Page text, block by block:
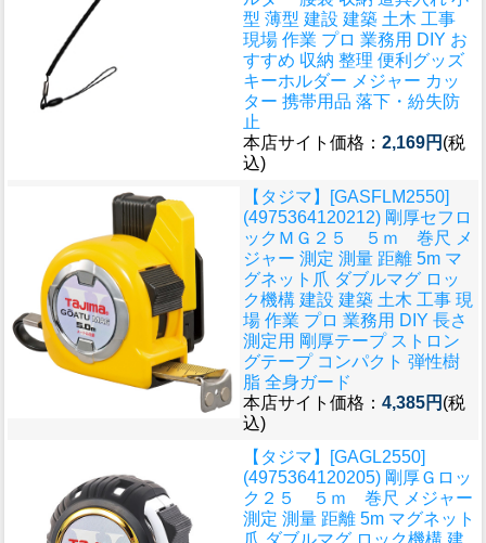
型 薄型 建設 建築 土木 工事
現場 作業 プロ 業務用 DIY お
すすめ 収納 整理 便利グッズ
キーホルダー メジャー カッ
ター 携帯用品 落下・紛失防
止
本店サイト価格： 2,169円 (税
込)
【タジマ】[GASFLM2550]
(4975364120212) 剛厚セフロ
ックＭＧ２５ ５ｍ 巻尺 メ
ジャー 測定 測量 距離 5m マ
グネット爪 ダブルマグ ロッ
ク機構 建設 建築 土木 工事 現
場 作業 プロ 業務用 DIY 長さ
測定用 剛厚テープ ストロン
グテープ コンパクト 弾性樹
脂 全身ガード
本店サイト価格： 4,385円 (税
込)
【タジマ】[GAGL2550]
(4975364120205) 剛厚Ｇロッ
ク２５ ５ｍ 巻尺 メジャー
測定 測量 距離 5m マグネット